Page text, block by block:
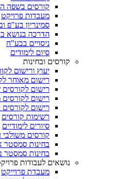
קורסים בשפה
מעבדות פרויקט
סמינריון בע"פ
הדרכה בנושא
ניסויים בבע"ח
סיום לימודים
קורסים ובחינות
יעוץ ורישום
רישום מאוחר
רישום
רישום
רישום
רשימות קורסים
סיורים לימודיים
קורסים
בחינות סמסטר
בחינות סמסטר
נושאים לעבודות
מעבדת פרוייקט